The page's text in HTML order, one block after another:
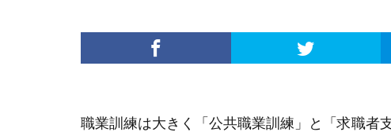
職業訓練は大きく「公共職業訓練」と「求職者